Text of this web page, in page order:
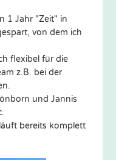
1 Jahr "Zeit" in
von dem ich
flexibel für die
z.B. bei der
und Jannis
bereits komplett